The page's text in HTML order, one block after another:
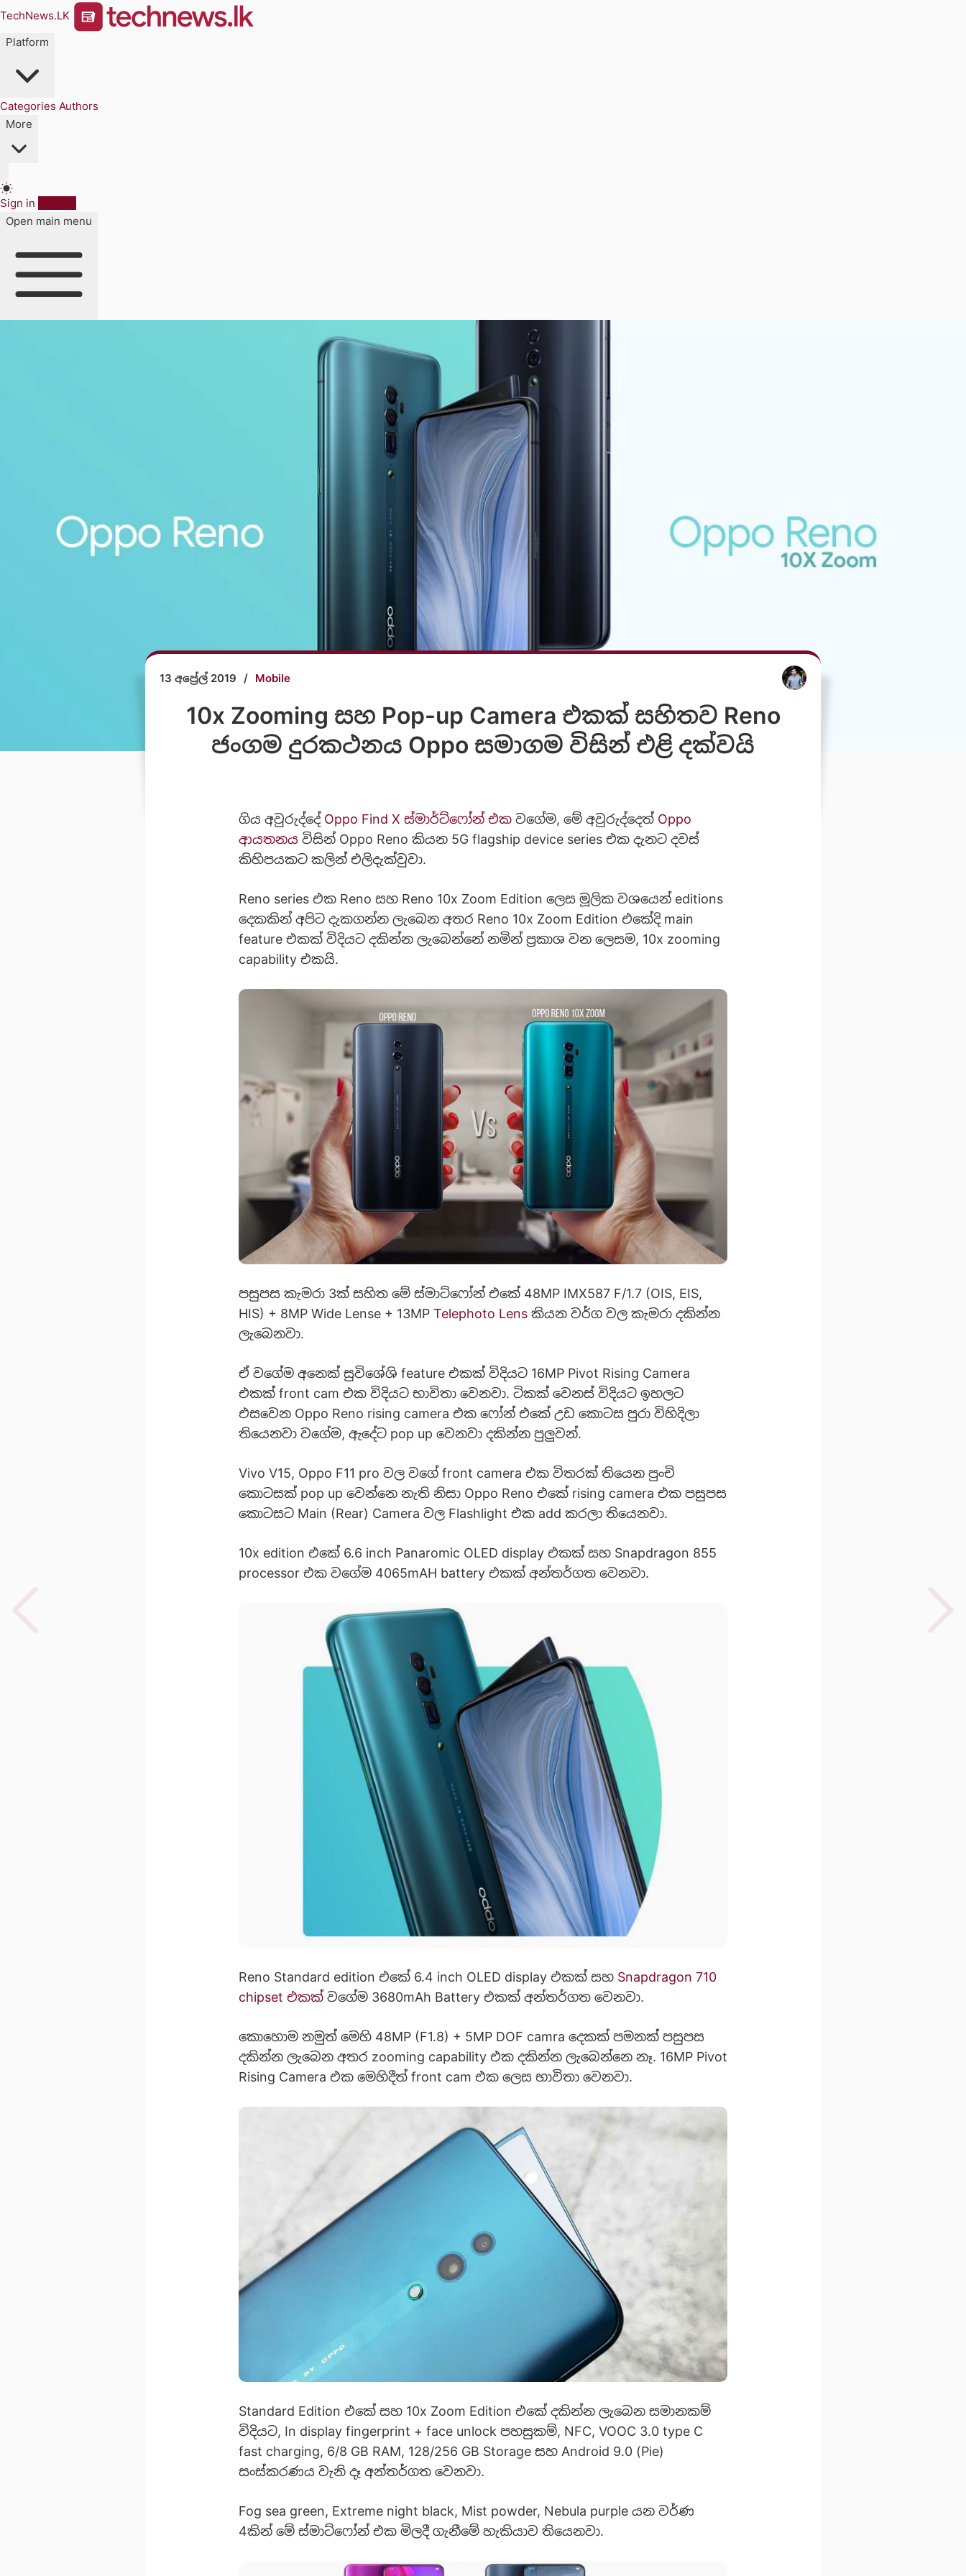
TechNews.LK
Platform
Categories Authors
More
Sign in
Open main menu
13 අප්‍රේල් 2019 / Mobile
10x Zooming සහ Pop-up Camera එකක් සහිතව Reno
ජංගම දුරකථනය Oppo සමාගම විසින් එළි දක්වයි
ගිය අවුරුද්දේ Oppo Find X ස්මාර්ට්ෆෝන් එක වගේම, මේ අවුරුද්දෙත් Oppo
ආයතනය විසින් Oppo Reno කියන 5G flagship device series එක දැනට දවස්
කිහිපයකට කලින් එලිදැක්වුවා.
Reno series එක Reno සහ Reno 10x Zoom Edition ලෙස මූලික වශයෙන් editions
දෙකකින් අපිට දැකගන්න ලැබෙන අතර Reno 10x Zoom Edition එකේදි main
feature එකක් විදියට දකින්න ලැබෙන්නේ නමින් ප්‍රකාශ වන ලෙසම, 10x zooming
capability එකයි.
පසුපස කැමරා 3ක් සහිත මේ ස්මාට්ෆෝන් එකේ 48MP IMX587 F/1.7 (OIS, EIS,
HIS) + 8MP Wide Lense + 13MP Telephoto Lens කියන වර්ග වල කැමරා දකින්න
ලැබෙනවා.
ඒ වගේම අනෙක් සුවිශේශි feature එකක් විදියට 16MP Pivot Rising Camera
එකක් front cam එක විදියට භාවිතා වෙනවා. ටිකක් වෙනස් විදියට ඉහලට
එසවෙන Oppo Reno rising camera එක ෆෝන් එකේ උඩ කොටස පුරා විහිදිලා
තියෙනවා වගේම, ඇදේට pop up වෙනවා දකින්න පුලුවන්.
Vivo V15, Oppo F11 pro වල වගේ front camera එක විතරක් තියෙන පුංචි
කොටසක් pop up වෙන්නෙ නැති නිසා Oppo Reno එකේ rising camera එක පසුපස
කොටසට Main (Rear) Camera වල Flashlight එක add කරලා තියෙනවා.
10x edition එකේ 6.6 inch Panaromic OLED display එකක් සහ Snapdragon 855
processor එක වගේම 4065mAH battery එකක් අන්තර්ගත වෙනවා.
Reno Standard edition එකේ 6.4 inch OLED display එකක් සහ Snapdragon 710
chipset එකක් වගේම 3680mAh Battery එකක් අන්තර්ගත වෙනවා.
කොහොම නමුත් මෙහි 48MP (F1.8) + 5MP DOF camra දෙකක් පමනක් පසුපස
දකින්න ලැබෙන අතර zooming capability එක දකින්න ලැබෙන්නෙ නෑ. 16MP Pivot
Rising Camera එක මෙහිදීත් front cam එක ලෙස භාවිතා වෙනවා.
Standard Edition එකේ සහ 10x Zoom Edition එකේ දකින්න ලැබෙන සමානකම්
විදියට, In display fingerprint + face unlock පහසුකම්, NFC, VOOC 3.0 type C
fast charging, 6/8 GB RAM, 128/256 GB Storage සහ Android 9.0 (Pie)
සංස්කරණය වැනි දෑ අන්තර්ගත වෙනවා.
Fog sea green, Extreme night black, Mist powder, Nebula purple යන වර්ණ
4කින් මේ ස්මාට්ෆෝන් එක මිලදී ගැනීමේ හැකියාව තියෙනවා.